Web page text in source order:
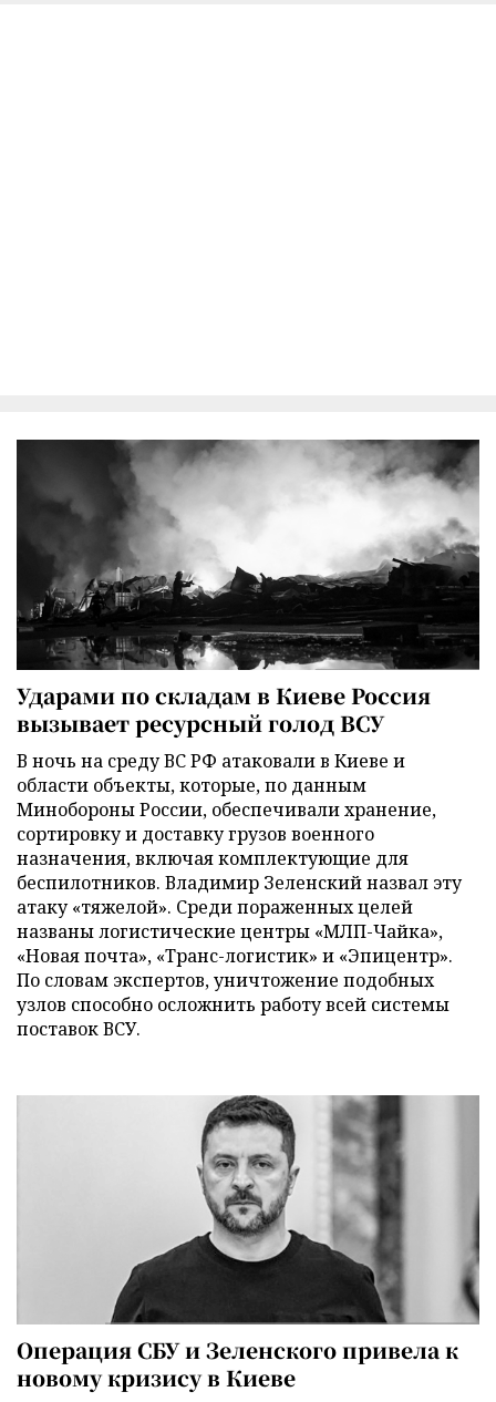
Ударами по складам в Киеве Россия
вызывает ресурсный голод ВСУ
В ночь на среду ВС РФ атаковали в Киеве и
области объекты, которые, по данным
Минобороны России, обеспечивали хранение,
сортировку и доставку грузов военного
назначения, включая комплектующие для
беспилотников. Владимир Зеленский назвал эту
атаку «тяжелой». Среди пораженных целей
названы логистические центры «МЛП-Чайка»,
«Новая почта», «Транс-логистик» и «Эпицентр».
По словам экспертов, уничтожение подобных
узлов способно осложнить работу всей системы
поставок ВСУ.
Операция СБУ и Зеленского привела к
новому кризису в Киеве